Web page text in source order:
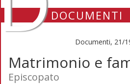
DOCUMENTI
Documenti, 21/
Matrimonio e
Episcopato